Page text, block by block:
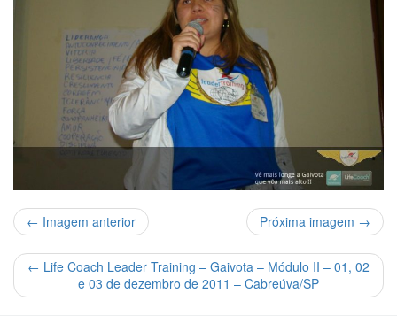
← Imagem anterior Próxima imagem →
← Life Coach Leader Training – Gaivota – Módulo II – 01, 02
e 03 de dezembro de 2011 – Cabreúva/SP